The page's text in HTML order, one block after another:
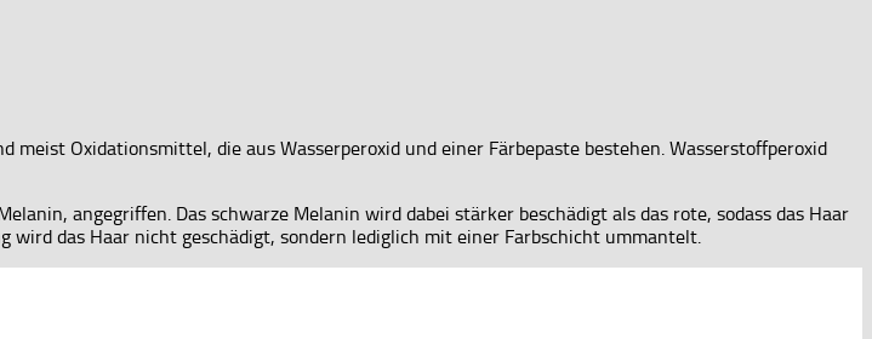
Oxidationsmittel, die aus Wasserperoxid und einer Färbepaste bestehen. Wasserstoffperoxid
angegriffen. Das schwarze Melanin wird dabei stärker beschädigt als das rote, sodass das Haar
wird das Haar nicht geschädigt, sondern lediglich mit einer Farbschicht ummantelt.